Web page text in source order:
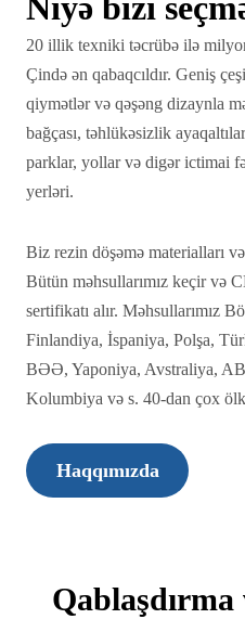
20 illik texniki təcrübə ilə
Çində ən qabaqcıldır. Geniş
qiymətlər və qəşəng dizaynla
bağçası, təhlükəsizlik
parklar, yollar və digər ictimai
yerləri.
Biz rezin döşəmə materialları
Bütün məhsullarımız keçir və
sertifikatı alır. Məhsullarımız
Finlandiya, İspaniya, Polşa,
BƏƏ, Yaponiya, Avstraliya,
Kolumbiya və s. 40-dan çox
Haqqımızda
Qablaşdırma